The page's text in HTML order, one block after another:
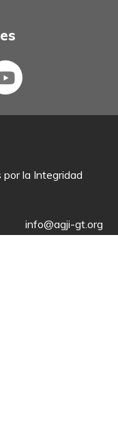
por la Integridad
info@agji-gt.org